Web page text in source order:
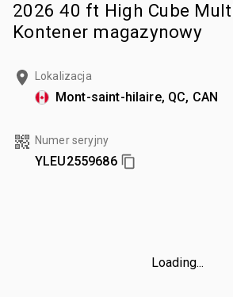
2026 40 ft High Cube
Kontener magazynowy
Lokalizacja
Mont-saint-hilaire, QC, CAN
Numer seryjny
YLEU2559686
Loading...